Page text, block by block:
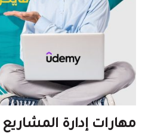
مهارات إدارة